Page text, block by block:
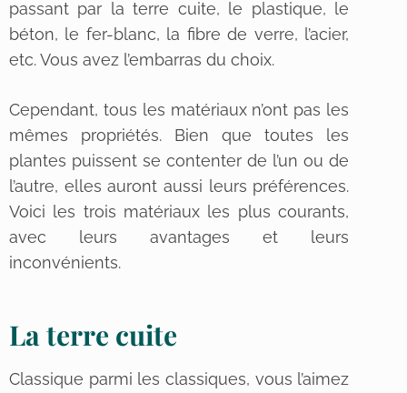
passant par la terre cuite, le plastique, le
béton, le fer-blanc, la fibre de verre, l’acier,
etc. Vous avez l’embarras du choix.
Cependant, tous les matériaux n’ont pas les
mêmes propriétés. Bien que toutes les
plantes puissent se contenter de l’un ou de
l’autre, elles auront aussi leurs préférences.
Voici les trois matériaux les plus courants,
avec leurs avantages et leurs
inconvénients.
La terre cuite
Classique parmi les classiques, vous l’aimez